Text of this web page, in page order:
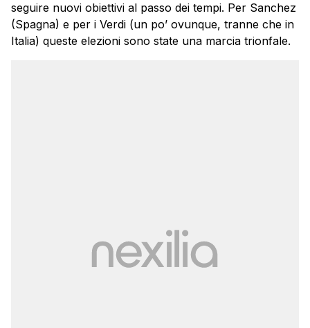
seguire nuovi obiettivi al passo dei tempi. Per Sanchez
(Spagna) e per i Verdi (un po’ ovunque, tranne che in
Italia) queste elezioni sono state una marcia trionfale.